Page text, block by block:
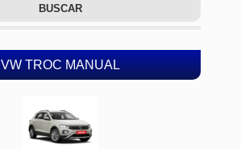
BUSCAR
VW TROC MANUAL